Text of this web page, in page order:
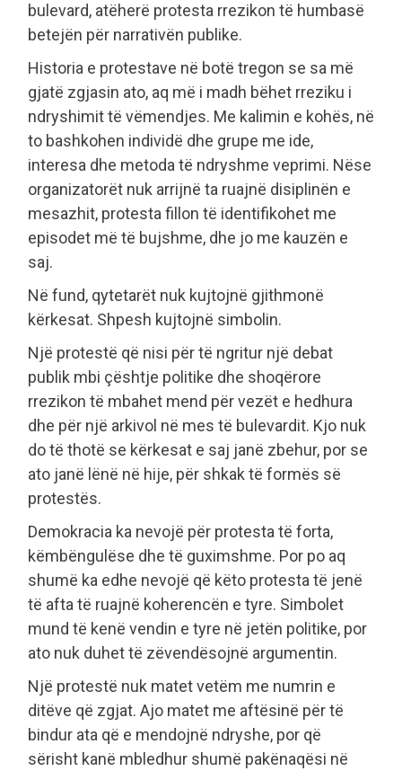
bulevard, atëherë protesta rrezikon të humbasë
betejën për narrativën publike.
Historia e protestave në botë tregon se sa më
gjatë zgjasin ato, aq më i madh bëhet rreziku i
ndryshimit të vëmendjes. Me kalimin e kohës, në
to bashkohen individë dhe grupe me ide,
interesa dhe metoda të ndryshme veprimi. Nëse
organizatorët nuk arrijnë ta ruajnë disiplinën e
mesazhit, protesta fillon të identifikohet me
episodet më të bujshme, dhe jo me kauzën e
saj.
Në fund, qytetarët nuk kujtojnë gjithmonë
kërkesat. Shpesh kujtojnë simbolin.
Një protestë që nisi për të ngritur një debat
publik mbi çështje politike dhe shoqërore
rrezikon të mbahet mend për vezët e hedhura
dhe për një arkivol në mes të bulevardit. Kjo nuk
do të thotë se kërkesat e saj janë zbehur, por se
ato janë lënë në hije, për shkak të formës së
protestës.
Demokracia ka nevojë për protesta të forta,
këmbëngulëse dhe të guximshme. Por po aq
shumë ka edhe nevojë që këto protesta të jenë
të afta të ruajnë koherencën e tyre. Simbolet
mund të kenë vendin e tyre në jetën politike, por
ato nuk duhet të zëvendësojnë argumentin.
Një protestë nuk matet vetëm me numrin e
ditëve që zgjat. Ajo matet me aftësinë për të
bindur ata që e mendojnë ndryshe, por që
sërisht kanë mbledhur shumë pakënaqësi në